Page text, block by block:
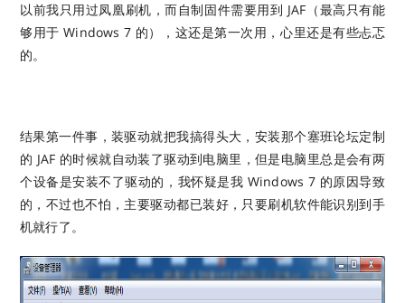
以前我只用过凤凰刷机，而自制固件需要用到 JAF（最高只有能
够用于 Windows 7 的），这还是第一次用，心里还是有些忐忑
的。
结果第一件事，装驱动就把我搞得头大，安装那个塞班论坛定制
的 JAF 的时候就自动装了驱动到电脑里，但是电脑里总是会有两
个设备是安装不了驱动的，我怀疑是我 Windows 7 的原因导致
的，不过也不怕，主要驱动都已装好，只要刷机软件能识别到手
机就行了。